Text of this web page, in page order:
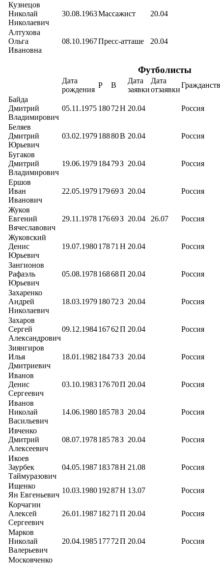
Кузнецов
Николай
Николаевич
30.08.1963Массажист 20.04
Алтухова
Ольга
Ивановна
08.10.1967Пресс-атташе 20.04
Футболисты
Дата
рождения
Р В
Дата
заявки
Дата
отзаявки
Байда
Дмитрий
Владимирович
05.11.1975 18072Н 20.04 Россия
Беляев
Дмитрий
Юрьевич
03.02.197918880В 20.04 Россия
Бугаков
Дмитрий
Владимирович
19.06.197918479З 20.04 Россия
Ершов
Иван
Иванович
22.05.197917969З 20.04 Россия
Жуков
Евгений
Вячеславович
29.11.1978 17669З 20.04 26.07 Россия
Жуковский
Денис
Юрьевич
19.07.198017871 Н 20.04 Россия
Зангионов
Рафаэль
Юрьевич
05.08.197816868П 20.04 Россия
Захаренко
Андрей
Николаевич
18.03.197918072З 20.04 Россия
Захаров
Сергей
Александрович
09.12.198416762П 20.04 Россия
Зиянгиров
Илья
Дмитриевич
18.01.1982 18473З 20.04 Россия
Иванов
Денис
Сергеевич
03.10.198317670П 20.04 Россия
Иванов
Николай
Васильевич
14.06.198018578З 20.04 Россия
Ивченко
Дмитрий
Алексеевич
08.07.197818578З 20.04 Россия
Икоев
Заурбек
Таймуразович
04.05.198718378Н 21.08 Россия
Ищенко
Ян Евгеньевич
10.03.198019287Н 13.07
Россия
Корчагин
Алексей
Сергеевич
26.01.1987182 71 П 20.04 Россия
Марков
Николай
Валерьевич
20.04.198517772П 20.04 Россия
Московченко